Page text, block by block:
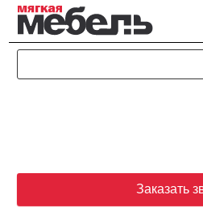
Перейти к основному содержанию
Заказать